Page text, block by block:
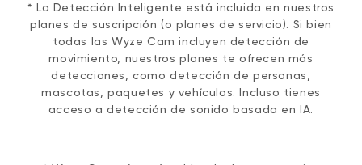
* La Detección Inteligente está incluida en nuestros
planes de suscripción (o planes de servicio). Si bien
todas las Wyze Cam incluyen detección de
movimiento, nuestros planes te ofrecen más
detecciones, como detección de personas,
mascotas, paquetes y vehículos. Incluso tienes
acceso a detección de sonido basada en IA.